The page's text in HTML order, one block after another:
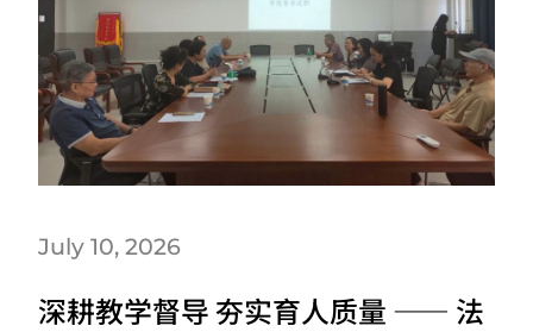
July 10, 2026
深耕教学督导 夯实育人质量 —— 法